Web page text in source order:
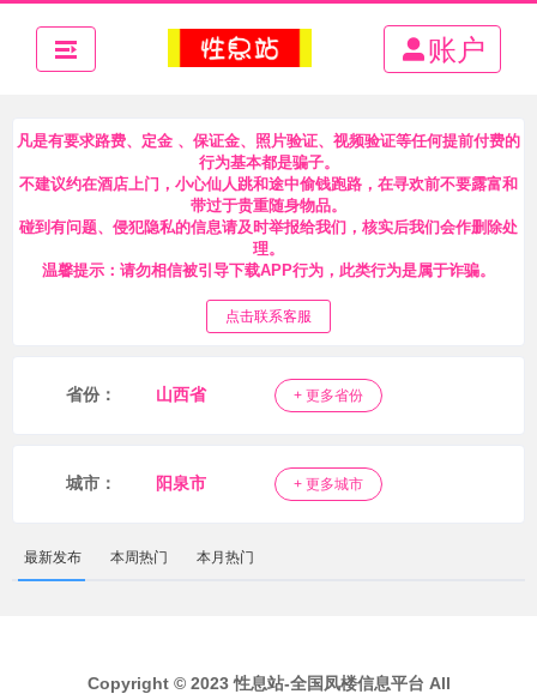
账户
凡是有要求路费、定金 、保证金、照片验证、视频验证等任何提前付费的
行为基本都是骗子。
不建议约在酒店上门，小心仙人跳和途中偷钱跑路，在寻欢前不要露富和
带过于贵重随身物品。
碰到有问题、侵犯隐私的信息请及时举报给我们，核实后我们会作删除处
理。
温馨提示：请勿相信被引导下载APP行为，此类行为是属于诈骗。
点击联系客服
省份： 山西省 + 更多省份
城市： 阳泉市 + 更多城市
最新发布 本周热门 本月热门
Copyright © 2023 性息站-全国凤楼信息平台 All